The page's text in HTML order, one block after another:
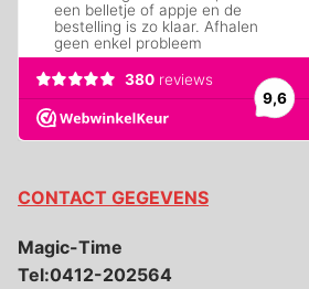
CONTACT GEGEVENS
Magic-Time
Tel:0412-202564